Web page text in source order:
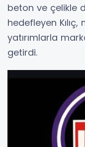
beton ve çelikle
hedefleyen
yatırımlarla
getirdi.